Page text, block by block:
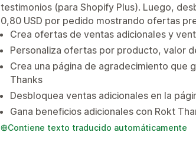
testimonios (para Shopify Plus). Luego,
0,80 USD por pedido mostrando ofertas
Crea ofertas de ventas adicionales y
Personaliza ofertas por producto, valor
Crea una página de agradecimiento que
Thanks
Desbloquea ventas adicionales en la
Gana beneficios adicionales con Rokt
Contiene texto traducido automáticamente